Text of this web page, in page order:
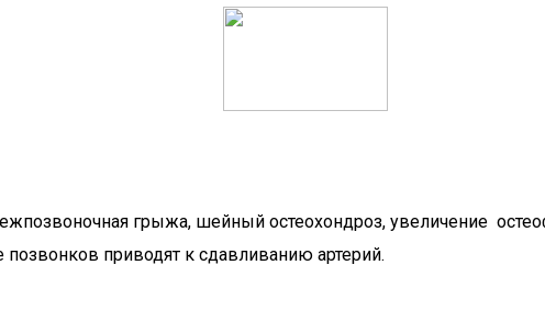
грыжа, шейный остеохондроз, увеличение
приводят к сдавливанию артерий.